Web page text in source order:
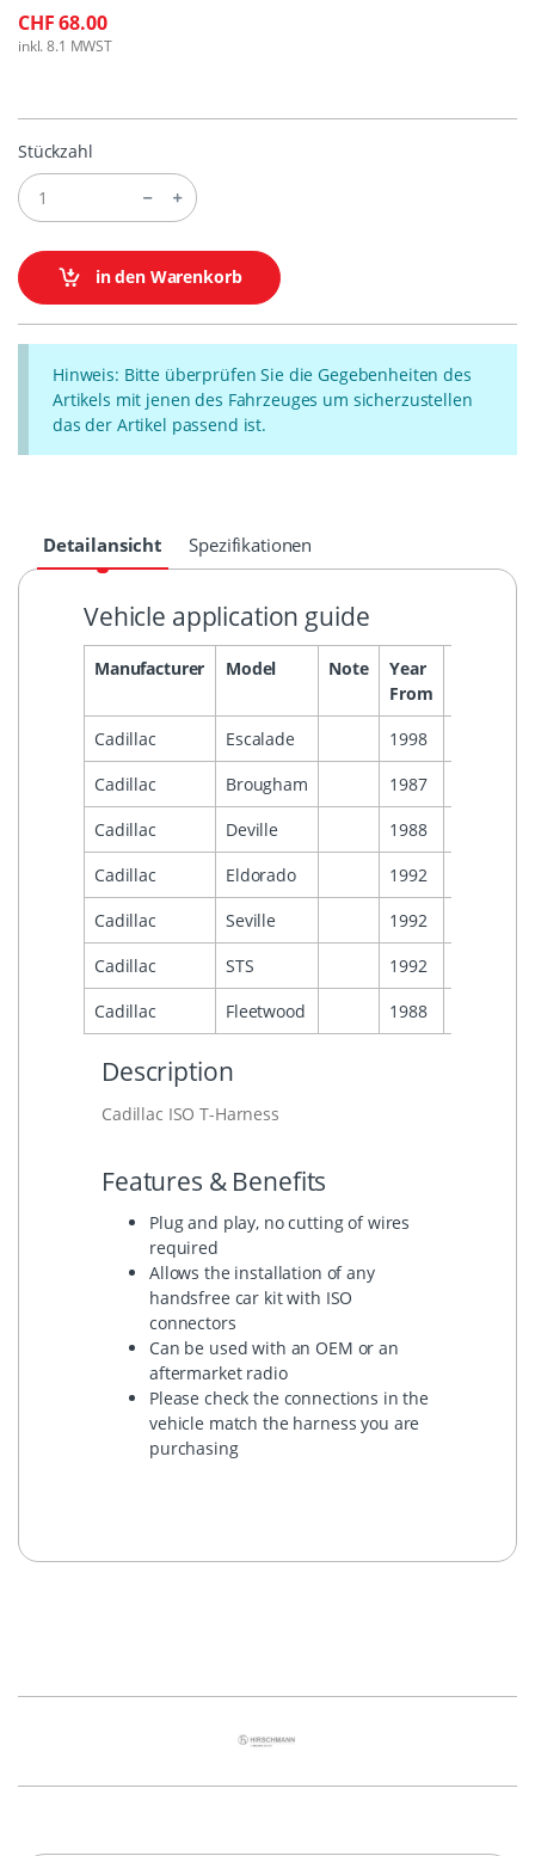
CHF 68.00
inkl. 8.1 MWST
Stückzahl
in den Warenkorb
Hinweis: Bitte überprüfen Sie die Gegebenheiten des
Artikels mit jenen des Fahrzeuges um sicherzustellen
das der Artikel passend ist.
Detailansicht Spezifikationen
Vehicle application guide
Manufacturer Model Note
Year
From
Cadillac Escalade 1998
Cadillac
Brougham 1987
Cadillac
Deville 1988
Cadillac
Eldorado 1992
Cadillac
Seville 1992
Cadillac
STS 1992
Cadillac
Fleetwood 1988
Description
Cadillac ISO T-Harness
Features & Benefits
Plug and play, no cutting of wires
required
Allows the installation of any
handsfree car kit with ISO
connectors
Can be used with an OEM or an
aftermarket radio
Please check the connections in the
vehicle match the harness you are
purchasing